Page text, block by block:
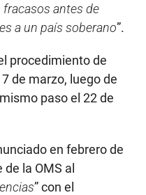
fracasos antes de
a un país soberano”.
procedimiento de
de marzo, luego de
paso el 22 de
en febrero de
la OMS al
” con el